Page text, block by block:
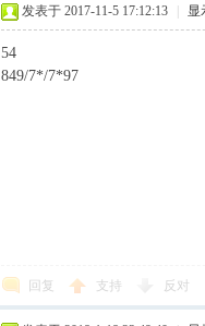
发表于 2017-11-5 17:12:13 显
54
849/7*/7*97
回复 支持 反对